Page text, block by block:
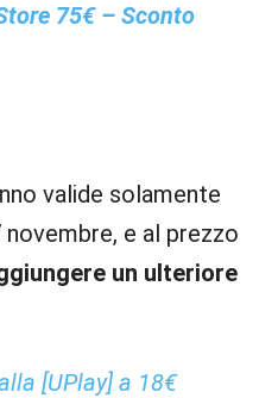
75€ – Sconto
valide solamente
e al prezzo
un ulteriore
[UPlay] a 18€